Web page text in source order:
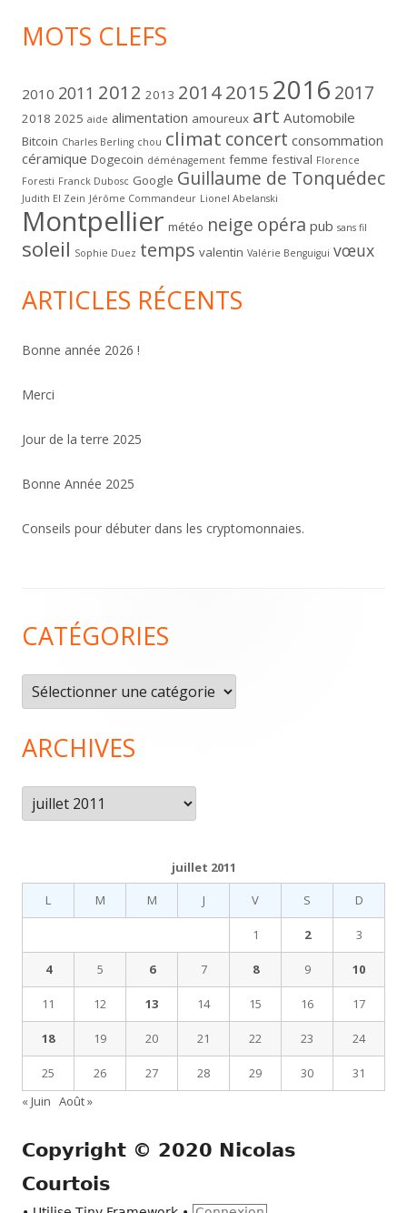
MOTS CLEFS
2010 2011 2012 2013 20142015 2016 2017
2018 2025 aide alimentation amoureux art Automobile
Bitcoin Charles Berling chou climat concert consommation
céramique Dogecoin déménagement femme festival Florence
Foresti Franck Dubosc Google Guillaume de Tonquédec
Judith El Zein Jérôme Commandeur Lionel Abelanski
Montpellier météo neige opéra pub sans fil
soleil Sophie Duez temps valentin Valérie Benguigui vœux
ARTICLES RÉCENTS
Bonne année 2026 !
Merci
Jour de la terre 2025
Bonne Année 2025
Conseils pour débuter dans les cryptomonnaies.
du
pied
de
page
CATÉGORIES
Catégories
ARCHIVES
Archives
juillet 2011
L
M M J V S D
1 2 3
4 5 6 7 8 9 10
11 12 13 14 15 16 17
18 19 20 21 22 23 24
25 26 27 28 29 30
31
« Juin Août »
Copyright © 2020 Nicolas
Courtois